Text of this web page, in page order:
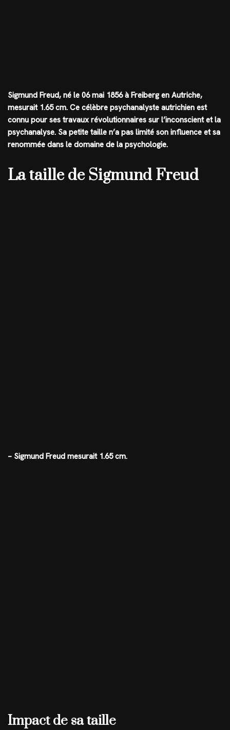
Sigmund Freud, né le 06 mai 1856 à Freiberg en Autriche,
mesurait 1.65 cm. Ce célèbre psychanalyste autrichien est
connu pour ses travaux révolutionnaires sur l’inconscient et la
psychanalyse. Sa petite taille n’a pas limité son influence et sa
renommée dans le domaine de la psychologie.
La taille de Sigmund Freud
– Sigmund Freud mesurait 1.65 cm.
Impact de sa taille